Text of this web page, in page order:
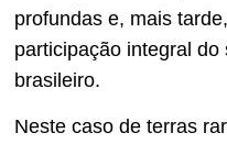
profundas e, mais
participação integral
brasileiro.
Neste caso de terras